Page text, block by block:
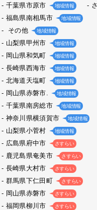
千葉県市原市 地域情報
福島県南相馬市 地域情報
その他 地域情報
山梨県甲州市 地域情報
岡山県和気町 地域情報
長崎県西海市 地域情報
北海道天塩町 地域情報
岡山県赤磐市. 地域情報
千葉県南房総市 地域情報
神奈川県横須賀市 地域情報
山梨県小菅村 地域情報
広島県府中市 さすらい
鹿児島県奄美市 さすらい
長崎県大村市 さすらい
群馬県下仁田町 さすらい
岡山県赤磐市 さすらい
福岡県柳川市 さすらい